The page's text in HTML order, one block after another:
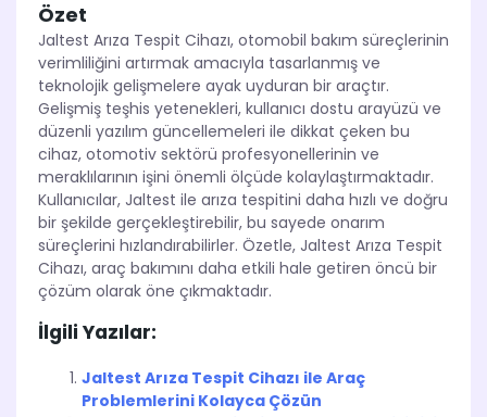
Özet
Jaltest Arıza Tespit Cihazı, otomobil bakım süreçlerinin
verimliliğini artırmak amacıyla tasarlanmış ve
teknolojik gelişmelere ayak uyduran bir araçtır.
Gelişmiş teşhis yetenekleri, kullanıcı dostu arayüzü ve
düzenli yazılım güncellemeleri ile dikkat çeken bu
cihaz, otomotiv sektörü profesyonellerinin ve
meraklılarının işini önemli ölçüde kolaylaştırmaktadır.
Kullanıcılar, Jaltest ile arıza tespitini daha hızlı ve doğru
bir şekilde gerçekleştirebilir, bu sayede onarım
süreçlerini hızlandırabilirler. Özetle, Jaltest Arıza Tespit
Cihazı, araç bakımını daha etkili hale getiren öncü bir
çözüm olarak öne çıkmaktadır.
İlgili Yazılar:
Jaltest Arıza Tespit Cihazı ile Araç
Problemlerini Kolayca Çözün